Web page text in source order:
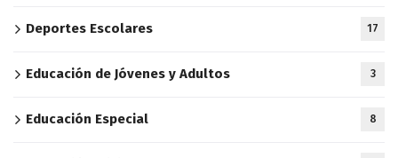
Deportes Escolares 17
Educación de Jóvenes y Adultos 3
Educación Especial 8